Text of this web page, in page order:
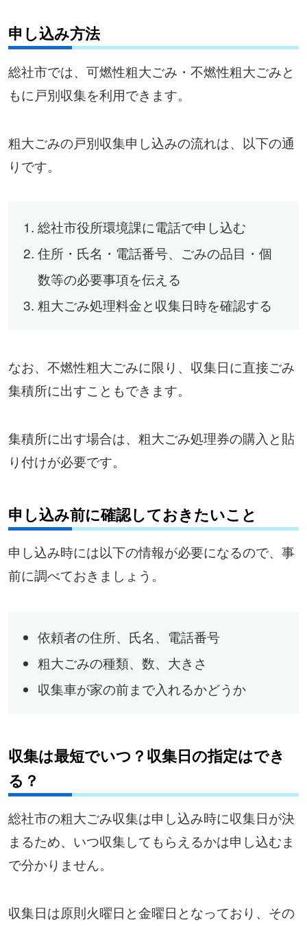
申し込み方法
総社市では、可燃性粗大ごみ・不燃性粗大ごみと
もに戸別収集を利用できます。
粗大ごみの戸別収集申し込みの流れは、以下の通
りです。
総社市役所環境課に電話で申し込む
住所・氏名・電話番号、ごみの品目・個
数等の必要事項を伝える
粗大ごみ処理料金と収集日時を確認する
なお、不燃性粗大ごみに限り、収集日に直接ごみ
集積所に出すこともできます。
集積所に出す場合は、粗大ごみ処理券の購入と貼
り付けが必要です。
申し込み前に確認しておきたいこと
申し込み時には以下の情報が必要になるので、事
前に調べておきましょう。
依頼者の住所、氏名、電話番号
粗大ごみの種類、数、大きさ
収集車が家の前まで入れるかどうか
収集は最短でいつ？収集日の指定はでき
る？
総社市の粗大ごみ収集は申し込み時に収集日が決
まるため、いつ収集してもらえるかは申し込むま
で分かりません。
収集日は原則火曜日と金曜日となっており、その